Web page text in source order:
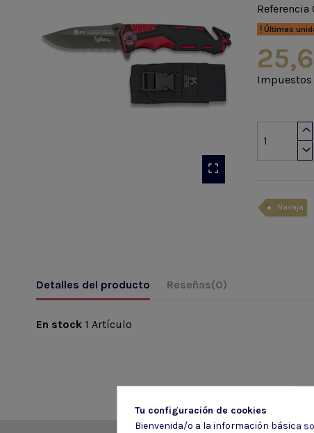
Referencia
Últimas
Navaja
Detalles del producto Reseñas(0)
En stock 1 Artículo
Tu configuración de cookies
Bienvenida/o a la información básica